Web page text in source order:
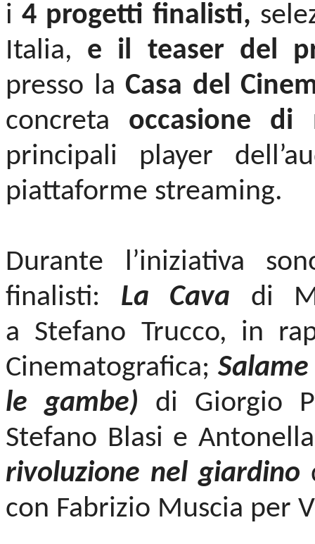
i 4 progetti finalisti,
Italia, e il teaser del
presso laCasa del
concreta occasione di
principali player
piattaforme streaming.
Durante l’iniziativa
finalisti: La Cava di
a Stefano Trucco, in
Cinematografica;
le gambe) di Giorgio
Stefano Blasi e
rivoluzione nel giardino
con Fabrizio Muscia per